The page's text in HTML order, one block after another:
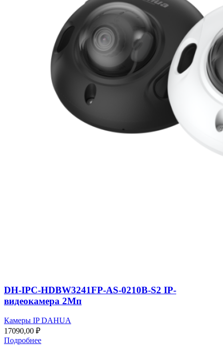
DH-IPC-HDBW3241FP-AS-0210B-S2 IP-
видеокамера 2Мп
Камеры IP DAHUA
17090,00 ₽
Подробнее